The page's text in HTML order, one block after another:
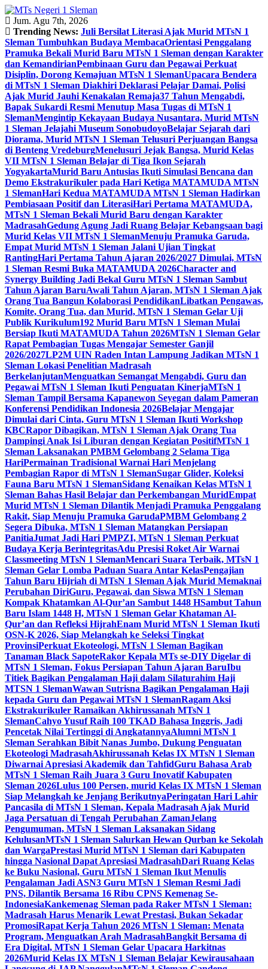
Skip
to
content
Jum. Agu 7th, 2026
Trending News: Juli Bersilat Literasi Ajak Murid MTsN 1
Sleman Tumbuhkan Budaya MembacaOrientasi Penggalang
Pramuka Bekali Murid Baru MTsN 1 Sleman dengan Karakter
dan KemandirianPembinaan Guru dan Pegawai Perkuat
Disiplin, Dorong Kemajuan MTsN 1 SlemanUpacara Bendera
di MTsN 1 Sleman Diakhiri Deklarasi Pelajar Damai, Polisi
Ajak Murid Jauhi Kenakalan Remaja37 Tahun Mengabdi,
Bapak Sukardi Resmi Menutup Masa Tugas di MTsN 1
SlemanMengintip Kekayaan Budaya Nusantara, Murid MTsN
1 Sleman Jelajahi Museum SonobudoyoBelajar Sejarah dari
Diorama, Murid MTsN 1 Sleman Telusuri Perjuangan Bangsa
di Benteng VredeburgMenelusuri Jejak Bangsa, Murid Kelas
VII MTsN 1 Sleman Belajar di Tiga Ikon Sejarah
YogyakartaMurid Baru Antusias Ikuti Simulasi Bencana dan
Demo Ekstrakurikuler pada Hari Ketiga MATAMUDA MTsN
1 SlemanHari Kedua MATAMUDA MTsN 1 Sleman Hadirkan
Pembiasaan Positif dan LiterasiHari Pertama MATAMUDA,
MTsN 1 Sleman Bekali Murid Baru dengan Karakter
MadrasahGedung Agung Jadi Ruang Belajar Kebangsaan bagi
Murid Kelas VII MTsN 1 SlemanMenuju Pramuka Garuda,
Empat Murid MTsN 1 Sleman Jalani Ujian Tingkat
RantingHari Pertama Tahun Ajaran 2026/2027 Dimulai, MTsN
1 Sleman Resmi Buka MATAMUDA 2026Character and
Synergy Building Jadi Bekal Guru MTsN 1 Sleman Sambut
Tahun Ajaran BaruAwali Tahun Ajaran, MTsN 1 Sleman Ajak
Orang Tua Bangun Kolaborasi PendidikanLibatkan Pengawas,
Komite, Orang Tua, dan Murid, MTsN 1 Sleman Gelar Uji
Publik Kurikulum192 Murid Baru MTsN 1 Sleman Mulai
Bersiap Ikuti MATAMUDA Tahun 2026MTsN 1 Sleman Gelar
Rapat Pembagian Tugas Mengajar Semester Ganjil
2026/2027LP2M UIN Raden Intan Lampung Jadikan MTsN 1
Sleman Lokasi Penelitian Madrasah
BerkelanjutanMenguatkan Semangat Mengabdi, Guru dan
Pegawai MTsN 1 Sleman Ikuti Penguatan KinerjaMTsN 1
Sleman Tampil Bersama Kapanewon Seyegan dalam Pameran
Konferensi Pendidikan Indonesia 2026Belajar Mengajar
Dimulai dari Cinta, Guru MTsN 1 Sleman Ikuti Workshop
KBCRapor Dibagikan, MTsN 1 Sleman Ajak Orang Tua
Dampingi Anak Isi Liburan dengan Kegiatan PositifMTsN 1
Sleman Laksanakan PMBM Gelombang 2 Selama Tiga
HariPermainan Tradisional Warnai Hari Menjelang
Pembagian Rapor di MTsN 1 SlemanSugar Glider, Koleksi
Fauna Baru MTsN 1 SlemanSidang Kenaikan Kelas MTsN 1
Sleman Bahas Hasil Belajar dan Perkembangan MuridEmpat
Murid MTsN 1 Sleman Dilantik Menjadi Pramuka Penggalang
Rakit, Siap Menuju Pramuka GarudaPMBM Gelombang 2
Segera Dibuka, MTsN 1 Sleman Matangkan Persiapan
PanitiaJumat Jadi Hari PMPZI, MTsN 1 Sleman Perkuat
Budaya Kerja BerintegritasAdu Presisi Roket Air Warnai
Classmeeting MTsN 1 SlemanMencari Suara Terbaik, MTsN 1
Sleman Gelar Lomba Paduan Suara Antar KelasPengajian
Tahun Baru Hijriah di MTsN 1 Sleman Ajak Murid Memaknai
Perubahan DiriGuru, Pegawai, dan Siswa MTsN 1 Sleman
Kompak Khatamkan Al-Qur’an Sambut 1448 HSambut Tahun
Baru Islam 1448 H, MTsN 1 Sleman Gelar Khataman Al-
Qur’an dan Refleksi HijrahEnam Murid MTsN 1 Sleman Ikuti
OSN-K 2026, Siap Melangkah ke Seleksi Tingkat
ProvinsiPerkuat Ekoteologi, MTsN 1 Sleman Bagikan
Tanaman Black SapoteRakor Kepala MTs se-DIY Digelar di
MTsN 1 Sleman, Fokus Persiapan Tahun Ajaran BaruIbu
Titiek Bagikan Pengalaman Haji dalam Silaturahim Haji
MTSN 1 SlemanWawan Sutrisna Bagikan Pengalaman Haji
kepada Guru dan Pegawai MTsN 1 SlemanRagam Aksi
Ekstrakurikuler Ramaikan Akhirussanah MTsN 1
SlemanCahyo Yusuf Raih 100 TKAD Bahasa Inggris, Jadi
Pencetak Nilai Tertinggi di AngkatannyaAlumni MTsN 1
Sleman Serahkan Bibit Nanas Jumbo, Dukung Penguatan
Ekoteologi MadrasahAkhirussanah Kelas IX MTsN 1 Sleman
Diwarnai Apresiasi Akademik dan TahfidGuru Bahasa Arab
MTsN 1 Sleman Raih Juara 3 Guru Inovatif Kabupaten
Sleman 2026Lulus 100 Persen, murid Kelas IX MTsN 1 Sleman
Siap Melangkah ke Jenjang BerikutnyaPeringatan Hari Lahir
Pancasila di MTsN 1 Sleman, Kepala Madrasah Ajak Murid
Jaga Persatuan di Tengah Perubahan ZamanJelang
Pengumuman, MTsN 1 Sleman Laksanakan Sidang
KelulusanMTsN 1 Sleman Salurkan Hewan Qurban ke Sekolah
dan WargaPrestasi Murid MTsN 1 Sleman dari Kabupaten
hingga Nasional Dapat Apresiasi MadrasahDari Ruang Kelas
ke Buku Nasional, Guru MTsN 1 Sleman Ikut Menulis
Pengalaman Jadi ASN3 Guru MTsN 1 Sleman Resmi Jadi
PNS, Dilantik Bersama 16 Ribu CPNS Kemenag Se-
IndonesiaKankemenag Sleman pada Raker MTsN 1 Sleman:
Madrasah Harus Menarik Lewat Prestasi, Bukan Sekadar
PromosiRapat Kerja Tahun 2026 MTsN 1 Sleman: Menata
Program, Menguatkan Arah MadrasahBangkit Bersama di
Era Digital, MTsN 1 Sleman Gelar Upacara Harkitnas
2026Murid Kelas IX MTsN 1 Sleman Belajar Kewirausahaan